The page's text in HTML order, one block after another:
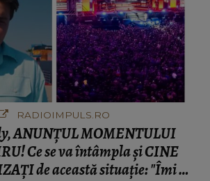
RADIOIMPULS.RO
ANUNȚUL MOMENTULUI
Ce se va întâmpla și CINE
de această situație: "Îmi e